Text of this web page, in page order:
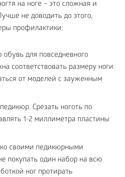
на ноге – это сложная и
не доводить до этого,
профилактики:
для повседневного
соответствовать размеру ноги.
от моделей с зауженным
Срезать ноготь по
1-2 миллиметра пластины
своими педикюрными
покупать один набор на всю
ног протирать